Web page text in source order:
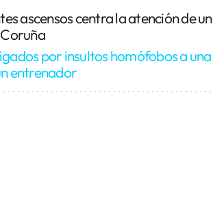
ascensos centra la atención de un
por insultos homófobos a una
entrenador